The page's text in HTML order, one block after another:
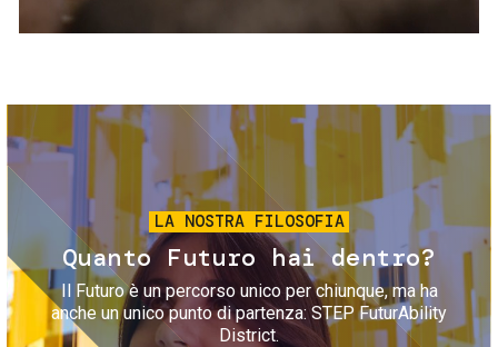
Immagine
LA NOSTRA FILOSOFIA
Quanto Futuro hai dentro?
Il Futuro è un percorso unico per chiunque, ma ha
anche un unico punto di partenza: STEP FuturAbility
District.